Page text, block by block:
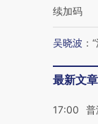
续加码
吴晓波 ：
最新文章
17:00
普